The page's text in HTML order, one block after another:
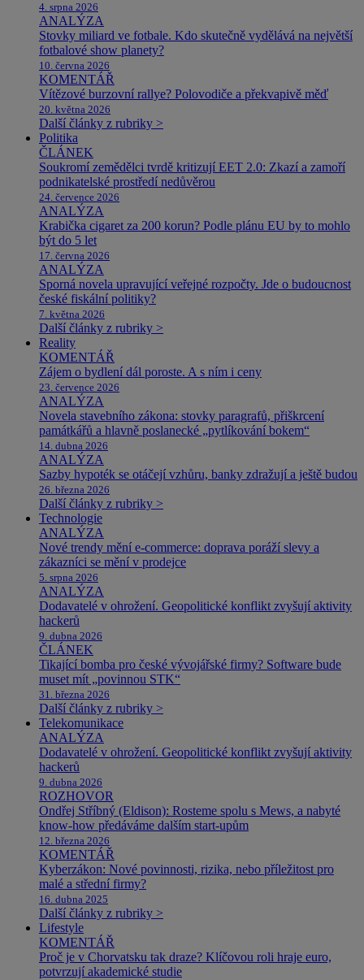
4. srpna 2026
ANALÝZA
Stovky miliard ve fotbale. Kdo skutečně vydělává na největší
fotbalové show planety?
10. června 2026
KOMENTÁŘ
Vítězové burzovní rallye? Polovodiče a překvapivě měď
20. května 2026
Další články z rubriky >
Politika
ČLÁNEK
Soukromí zemědělci tvrdě kritizují EET 2.0: Zkazí a zamoří
podnikatelské prostředí nedůvěrou
24. července 2026
ANALÝZA
Krabička cigaret za 200 korun? Podle plánu EU by to mohlo
být do 5 let
17. června 2026
ANALÝZA
Sporná novela upravující veřejné rozpočty. Jde o budoucnost
české fiskální politiky?
7. května 2026
Další články z rubriky >
Reality
KOMENTÁŘ
Zájem o bydlení dál poroste. A s ním i ceny
23. července 2026
ANALÝZA
Novela stavebního zákona: stovky paragrafů, přiškrcení
památkářů a hlavně poslanecké „pytlíkování bokem“
14. dubna 2026
ANALÝZA
Sazby hypoték se otáčejí vzhůru, banky zdražují a ještě budou
26. března 2026
Další články z rubriky >
Technologie
ANALÝZA
Nové trendy mění e-commerce: doprava poráží slevy a
zákazníci se mění v prodejce
5. srpna 2026
ANALÝZA
Dodavatelé v ohrožení. Geopolitické konflikt zvyšují aktivity
hackerů
9. dubna 2026
ČLÁNEK
Tikající bomba pro české vývojářské firmy? Software bude
muset mít „povinnou STK“
31. března 2026
Další články z rubriky >
Telekomunikace
ANALÝZA
Dodavatelé v ohrožení. Geopolitické konflikt zvyšují aktivity
hackerů
9. dubna 2026
ROZHOVOR
Ondřej Stříbný (Eldison): Rosteme spolu s Mews, a nabyté
know-how předáváme dalším start-upům
12. března 2026
KOMENTÁŘ
Kyberzákon: Nové povinnosti, rizika, nebo příležitost pro
malé a střední firmy?
16. dubna 2025
Další články z rubriky >
Lifestyle
KOMENTÁŘ
Proč je v Chorvatsku tak draze? Klíčovou roli hraje euro,
potvrzují akademické studie